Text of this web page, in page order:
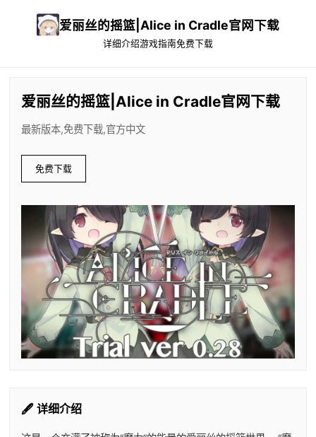
爱丽丝的摇篮|Alice in Cradle官网下载
详细介绍游戏指南免费下载
爱丽丝的摇篮|Alice in Cradle官网下载
最新版本,免费下载,官方中文
免费下载
🖋️ 详细介绍